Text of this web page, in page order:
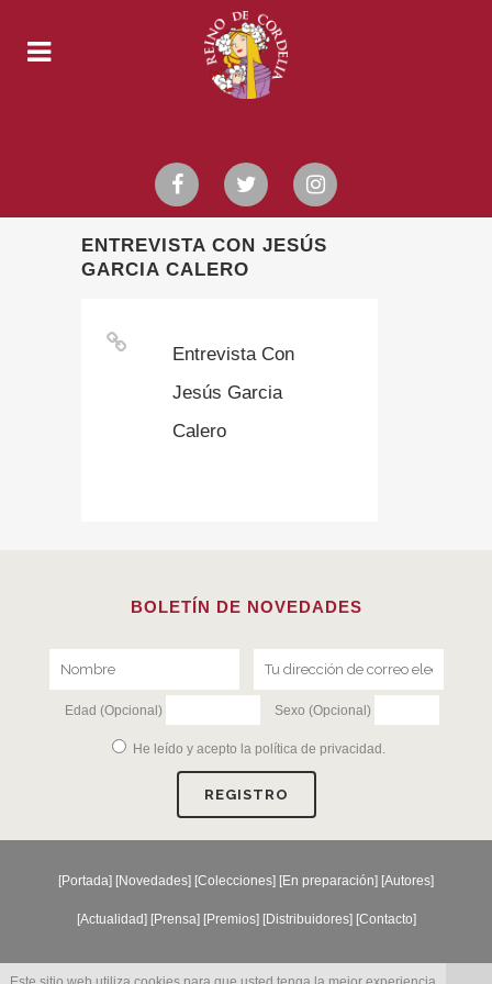
ENTREVISTA CON JESÚS
GARCIA CALERO
Entrevista Con
Jesús Garcia
Calero
BOLETÍN DE NOVEDADES
Edad (Opcional) Sexo (Opcional)
He leído y acepto la política de privacidad .
[Portada] [Novedades] [Colecciones] [En preparación] [Autores]
[Actualidad] [Prensa] [Premios] [Distribuidores] [Contacto]